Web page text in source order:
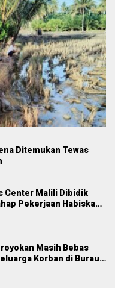
Ditemukan Tewas
Center Malili Dibidik
Pekerjaan Habiskan
Masih Bebas
Korban di Burau